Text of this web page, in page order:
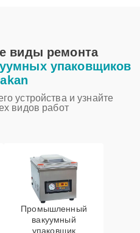
виды ремонта
упаковщиков
устройства и узнайте
видов работ
Промышленный
вакуумный
упаковщик